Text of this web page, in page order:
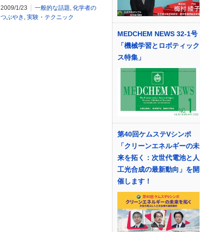
2009/1/23 一般的な話題, 化学者の
つぶやき , 実験・テクニック
MEDCHEM NEWS 32-1号
「機械学習とロボティック
ス特集」
第40回ケムステVシンポ
「クリーンエネルギーの未
来を拓く：次世代電池と人
工光合成の最新動向」を開
催します！